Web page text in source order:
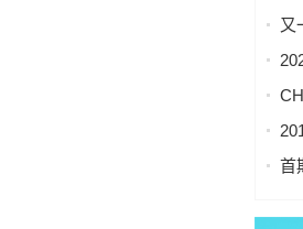
到
又
一
防
幕
行
首
人